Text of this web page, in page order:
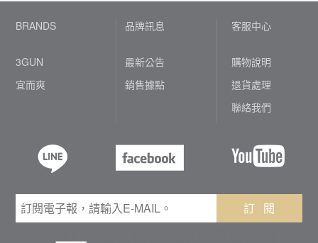
BRANDS
3GUN
宜而爽
品牌訊息
最新公告
銷售據點
客服中心
購物說明
退貨處理
聯絡我們
訂 閱